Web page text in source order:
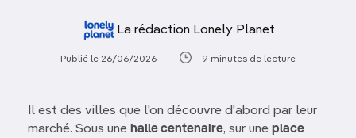
La rédaction Lonely Planet
Publié le 26/06/2026 9 minutes de lecture
Il est des villes que l'on découvre d'abord par leur
marché. Sous une halle centenaire, sur une place